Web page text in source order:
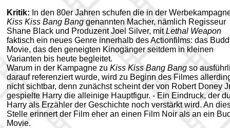
Kritik: In den 80er Jahren schufen die in der
Kiss Kiss Bang Banggenannten Macher, nämlich Regisseur
Shane Black und Produzent Joel Silver, mitLethal Weapon
faktisch ein neues Genre innerhalb des Actionfilms: das
Movie, das den geneigten Kinogänger seitdem in kleinen
Varianten bis heute begleitet.
Warum in der Kampagne zu Kiss Kiss Bang Bang so
darauf referenziert wurde, wird zu Beginn des Filmes
nicht sichtbar, denn zunächst scheint der von Robert Doney
gespielte Harry die alleinige Hauptfigur. - Ein Eindruck, der
Harry als Erzähler der Geschichte noch verstärkt wird. An
Stelle erinnert der Film eher an einen Film Noir als an ein
Movie.